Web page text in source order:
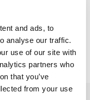
and ads, to
analyse our traffic.
use of our site with
partners who
that you’ve
from your use
lufttilførsel er
drift av